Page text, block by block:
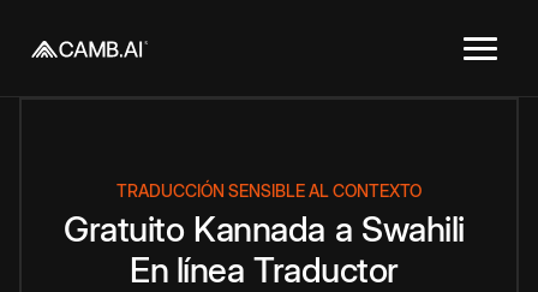
TRADUCCIÓN SENSIBLE AL CONTEXTO
Gratuito Kannada a Swahili
En línea Traductor